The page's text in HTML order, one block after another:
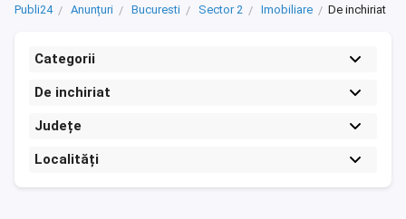
Publi24 Anunțuri Bucuresti Sector 2 Imobiliare De inchiriat
Categorii
De inchiriat
Județe
Localități